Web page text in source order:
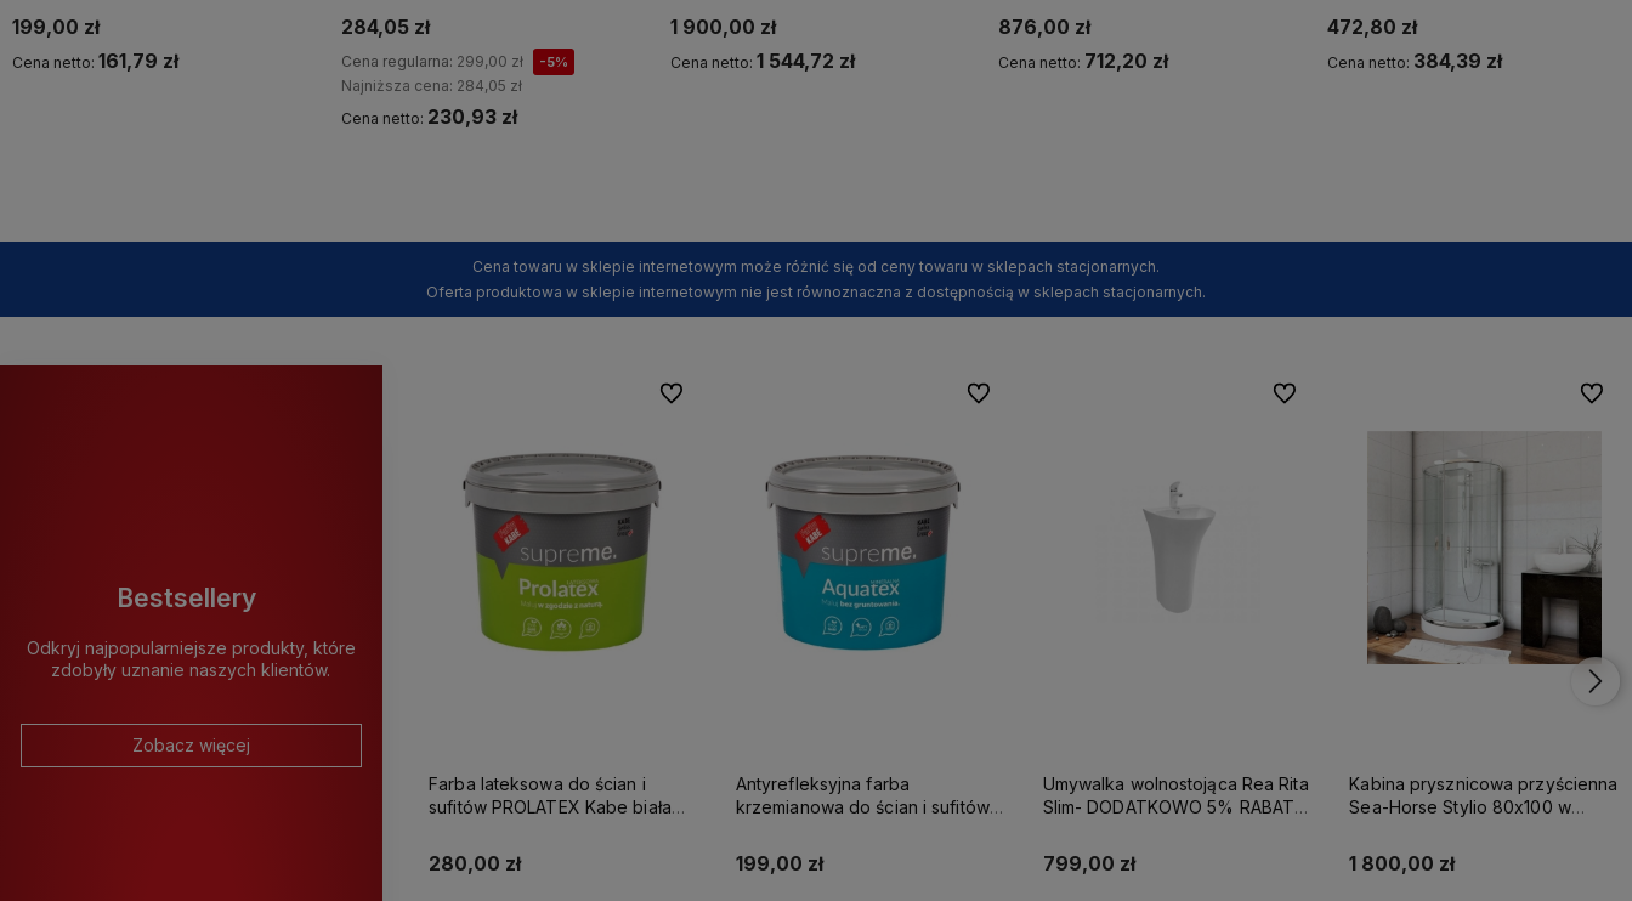
199,00 zł
Cena netto: 161,79 zł
284,05 zł
Cena regularna: 299,00 zł -5%
Najniższa cena: 284,05 zł
Cena netto: 230,93 zł
1 900,00 zł
Cena netto: 1 544,72 zł
876,00 zł
Cena netto: 712,20 zł
472,80 zł
Cena netto: 384,39 zł
Cena towaru w sklepie internetowym może różnić się od ceny towaru w sklepach stacjonarnych.
Oferta produktowa w sklepie internetowym nie jest równoznaczna z dostępnością w sklepach stacjonarnych.
Bestsellery
Odkryj najpopularniejsze produkty, które
zdobyły uznanie naszych klientów.
Zobacz więcej
Farba lateksowa do ścian i
sufitów PROLATEX Kabe biała
280,00 zł
Do ulubionych
Antyrefleksyjna farba
krzemianowa do ścian i sufitów
BAZA A MAT
199,00 zł
Do ulubionych
Umywalka wolnostojąca Rea Rita
Slim- DODATKOWO 5% RABATU
799,00 zł
Do ulubionych
Kabina prysznicowa przyścienna
Sea-Horse Stylio 80x100 w
przezroczyste
1 800,00 zł
Do